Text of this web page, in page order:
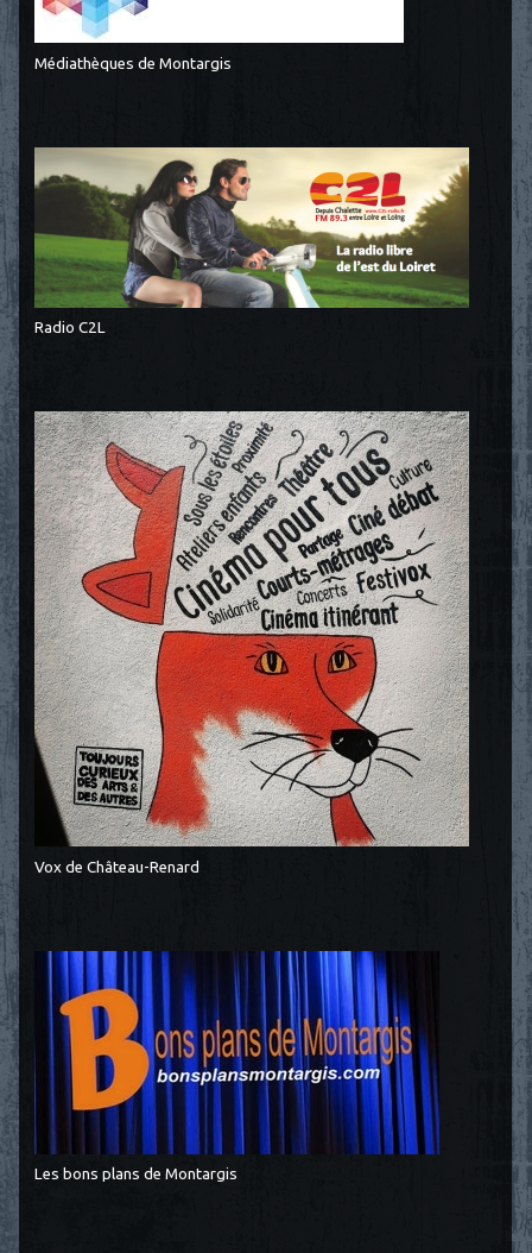
Médiathèques de Montargis
Radio C2L
Vox de Château-Renard
Les bons plans de Montargis